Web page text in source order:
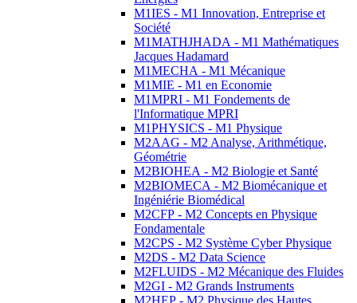
M1IES - M1 Innovation, Entreprise et
Société
M1MATHJHADA - M1 Mathématiques
Jacques Hadamard
M1MECHA - M1 Mécanique
M1MIE - M1 en Economie
M1MPRI - M1 Fondements de
l'Informatique MPRI
M1PHYSICS - M1 Physique
M2AAG - M2 Analyse, Arithmétique,
Géométrie
M2BIOHEA - M2 Biologie et Santé
M2BIOMECA - M2 Biomécanique et
Ingéniérie Biomédical
M2CFP - M2 Concepts en Physique
Fondamentale
M2CPS - M2 Système Cyber Physique
M2DS - M2 Data Science
M2FLUIDS - M2 Mécanique des Fluides
M2GI - M2 Grands Instruments
M2HEP - M2 Physique des Hautes